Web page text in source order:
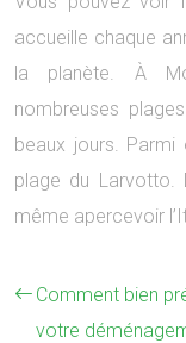
accueille chaque
la planète. À
nombreuses
beaux jours.
plage du Larvotto.
même apercevoir
Comment bien
votre